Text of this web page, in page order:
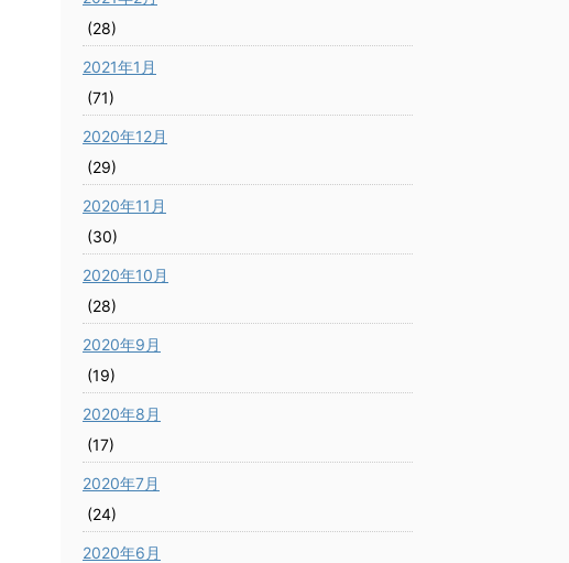
(28)
2021年1月
(71)
2020年12月
(29)
2020年11月
(30)
2020年10月
(28)
2020年9月
(19)
2020年8月
(17)
2020年7月
(24)
2020年6月